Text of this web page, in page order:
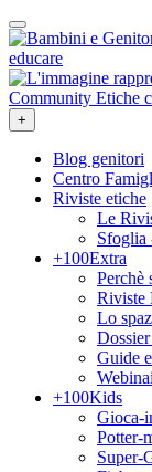
+
Blog genitori
Centro
Riviste etiche
Le
Sfoglia
+100Extra
Perchè
Riviste
Lo
Guide
+100Kids
Gioca-
Potter-
Super-